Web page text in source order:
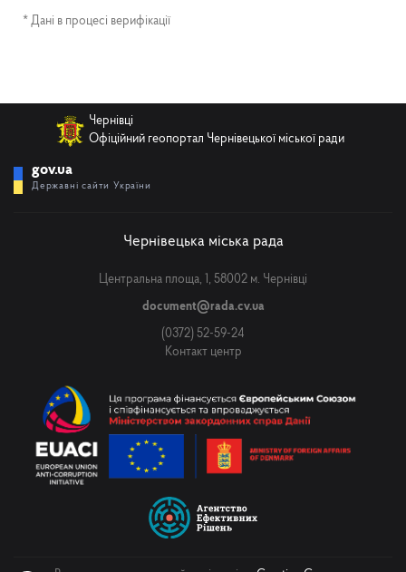
* Дані в процесі верифікації
Чернівці
Офіційний геопортал Чернівецької міської ради
gov.ua
Державні сайти України
Чернівецька міська рада
Центральна площа, 1, 58002 м. Чернівці
document@rada.cv.ua
(0372) 52-59-24
Контакт центр